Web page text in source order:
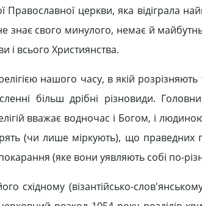
церкви, яка відіграла
знає свого минулого, немає й
і всього Християнства.
нашого часу, в якій розрізняють
більш дрібні різновиди.
вважає водночас і Богом, і
(чи лише міркують), що праведних
(яке вони уявляють собі по-
східному (візантійсько-